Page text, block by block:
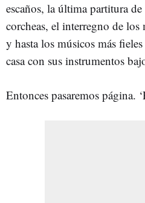
escaños, la última partitura de
corcheas, el interregno de
y hasta los músicos más
casa con sus instrumentos
Entonces pasaremos página.